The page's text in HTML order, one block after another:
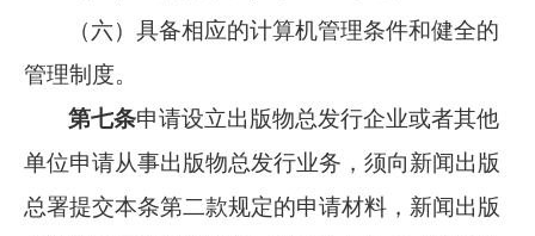
（六）具备相应的计算机管理条件和健全的
管理制度。
第七条申请设立出版物总发行企业或者其他
单位申请从事出版物总发行业务，须向新闻出版
总署提交本条第二款规定的申请材料，新闻出版